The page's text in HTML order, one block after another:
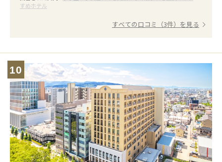
すめホテル
すべての口コミ（3件）を見る
10